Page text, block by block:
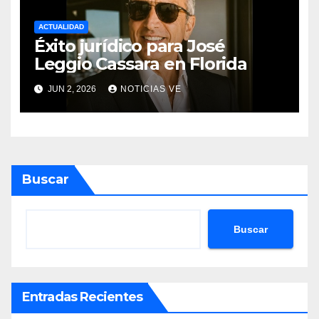
ACTUALIDAD
Éxito jurídico para José
Leggio Cassara en Florida
JUN 2, 2026 NOTICIAS VE
Buscar
Buscar
Entradas Recientes